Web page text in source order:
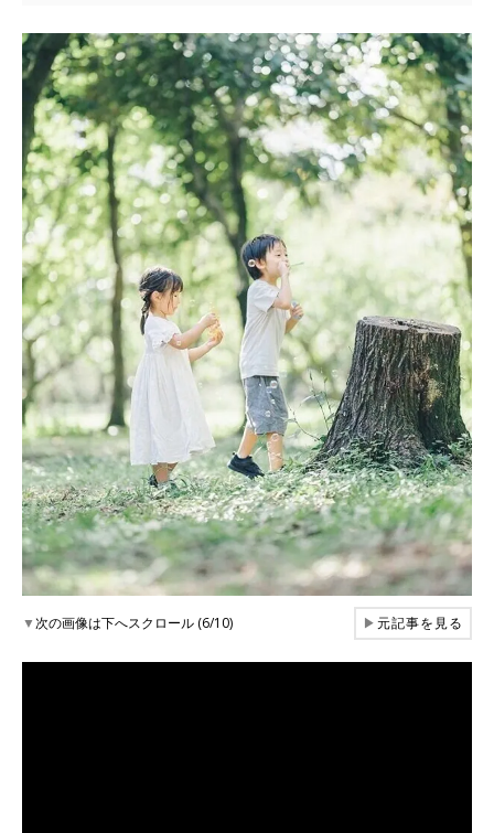
▼次の画像は下へスクロール (6/10) ▶元記事を見る